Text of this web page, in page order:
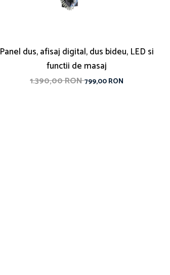
Panel dus, afisaj digital, dus bideu, LED si
functii de masaj
1.390,00 RON799,00 RON